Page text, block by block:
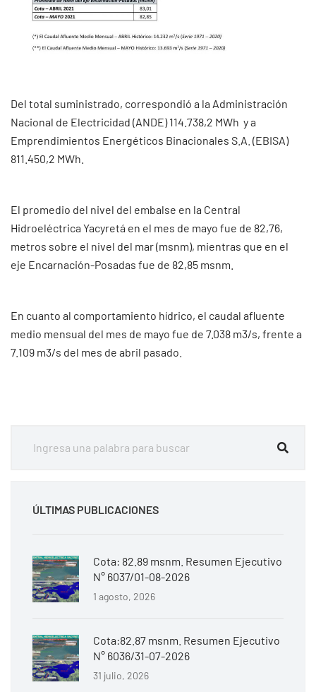
Del total suministrado, correspondió a la Administración
Nacional de Electricidad (ANDE) 114.738,2 MWh y a
Emprendimientos Energéticos Binacionales S.A. (EBISA)
811.450,2 MWh.
El promedio del nivel del embalse en la Central
Hidroeléctrica Yacyretá en el mes de mayo fue de 82,76,
metros sobre el nivel del mar (msnm), mientras que en el
eje Encarnación-Posadas fue de 82,85 msnm.
En cuanto al comportamiento hídrico, el caudal afluente
medio mensual del mes de mayo fue de 7.038 m3/s, frente a
7.109 m3/s del mes de abril pasado.
ÚLTIMAS PUBLICACIONES
Cota: 82.89 msnm. Resumen Ejecutivo
N° 6037/01-08-2026
1 agosto, 2026
Cota:82.87 msnm. Resumen Ejecutivo
N° 6036/31-07-2026
31 julio, 2026